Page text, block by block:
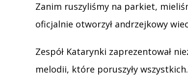
Zanim ruszyliśmy na parkiet,
oficjalnie otworzył andrzejkowy
Zespół Katarynki zaprezentował
melodii, które poruszyły